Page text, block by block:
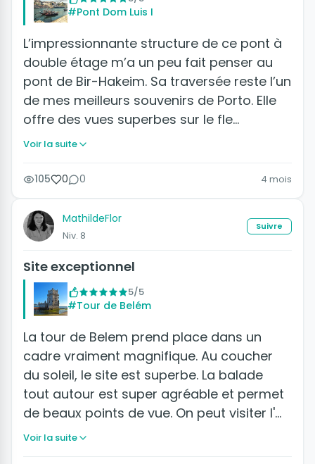
#Pont Dom Luis I
L’impressionnante structure de ce pont à
double étage m’a un peu fait penser au
pont de Bir-Hakeim. Sa traversée reste l’un
de mes meilleurs souvenirs de Porto. Elle
offre des vues superbes sur le fle…
Voir la suite
105 0 0 4 mois
MathildeFlor
Niv. 8
Suivre
Site exceptionnel
5/5
#Tour de Belém
La tour de Belem prend place dans un
cadre vraiment magnifique. Au coucher
du soleil, le site est superbe. La balade
tout autour est super agréable et permet
de beaux points de vue. On peut visiter l'…
Voir la suite